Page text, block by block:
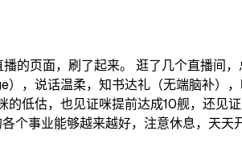
页面，刷了起来。 逛了几个直播间
，说话温柔，知书达礼（无端脑补）
低估，也见证咪提前达成10舰，还见
个事业能够越来越好，注意休息，天